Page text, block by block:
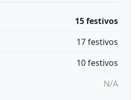
15 festivos
17 festivos
10 festivos
N/A